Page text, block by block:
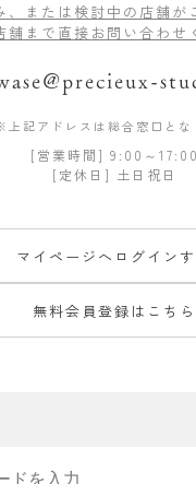
、または検討中の店舗が
舗まで直接お問い合わせ
上記アドレスは総合窓口とな
[営業時間] 9:00～17:00
[定休日] 土日祝日
マイページへログインす
無料会員登録はこちら